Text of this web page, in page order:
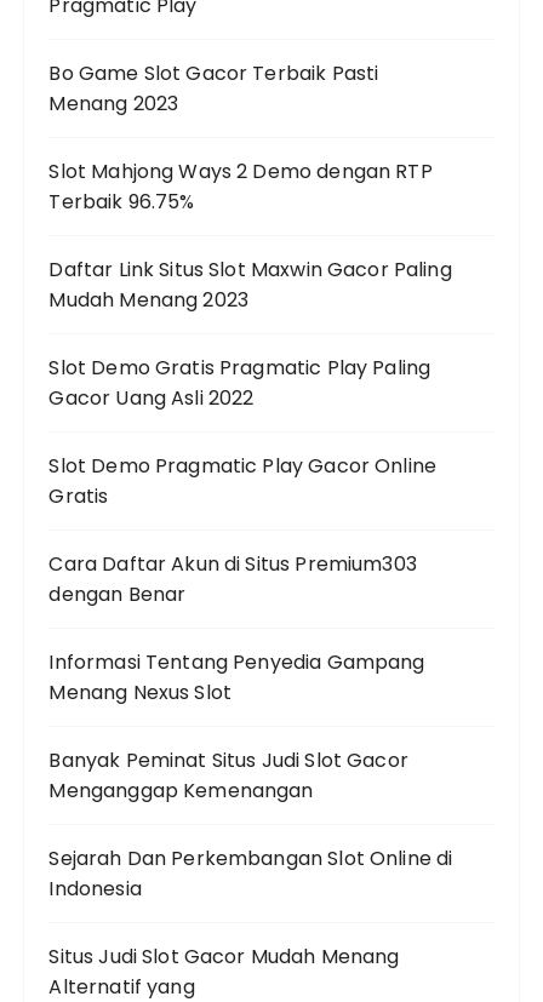
Bo Game Slot Gacor Terbaik Pasti
Menang 2023
Slot Mahjong Ways 2 Demo dengan RTP
Terbaik 96.75%
Daftar Link Situs Slot Maxwin Gacor Paling
Mudah Menang 2023
Slot Demo Gratis Pragmatic Play Paling
Gacor Uang Asli 2022
Slot Demo Pragmatic Play Gacor Online
Gratis
Cara Daftar Akun di Situs Premium303
dengan Benar
Informasi Tentang Penyedia Gampang
Menang Nexus Slot
Banyak Peminat Situs Judi Slot Gacor
Menganggap Kemenangan
Sejarah Dan Perkembangan Slot Online di
Indonesia
Situs Judi Slot Gacor Mudah Menang
Alternatif yang